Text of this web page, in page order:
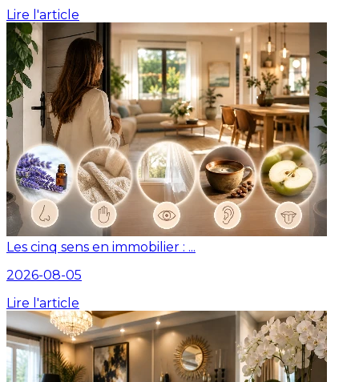
Lire l'article
Les cinq sens en immobilier : ...
2026-08-05
Lire l'article